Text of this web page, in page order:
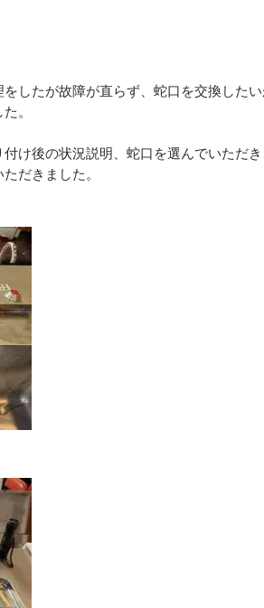
したが故障が直らず、蛇口を交換した
。
け後の状況説明、蛇口を選んでいただ
だきました。